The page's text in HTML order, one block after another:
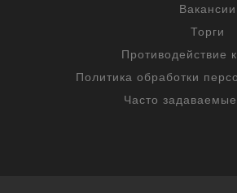
Вакансии
Торги
Противодействие
Политика обработки
Часто